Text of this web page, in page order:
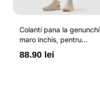
Colanti pana la genunchi
maro inchis, pentru
femei, cu striatii si
cusaturi plate 4F
88.90 lei